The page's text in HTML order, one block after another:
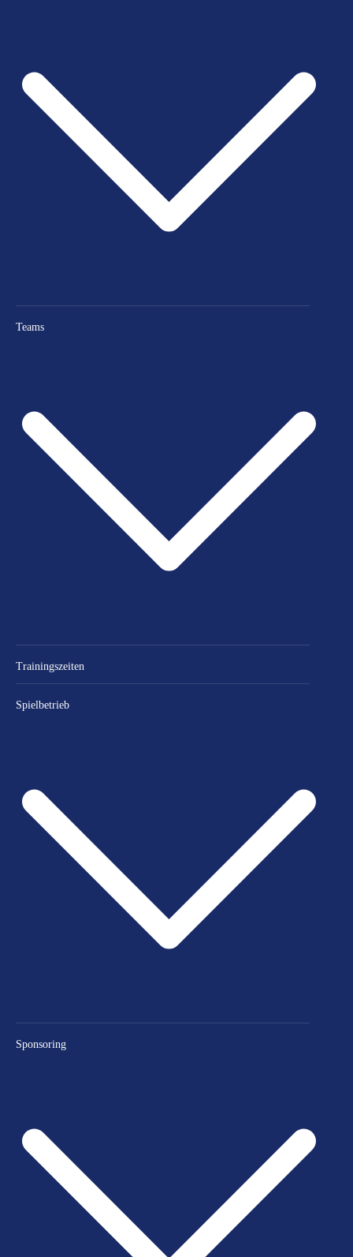
Teams
Trainingszeiten
Spielbetrieb
Sponsoring